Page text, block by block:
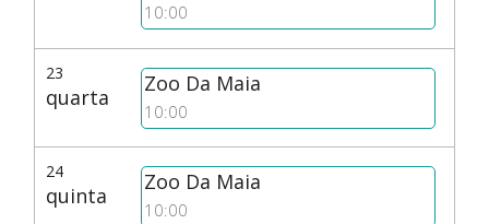
10:00
23
quarta
Zoo Da Maia
10:00
24
quinta
Zoo Da Maia
10:00